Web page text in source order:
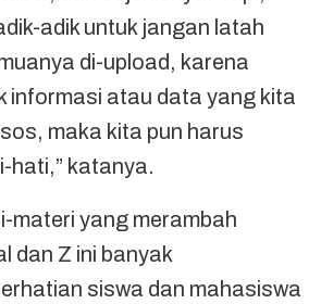
adik untuk jangan latah
di-upload, karena
informasi atau data yang kita
maka kita pun harus
hati,” katanya.
materi yang merambah
dan Z ini banyak
siswa dan mahasiswa